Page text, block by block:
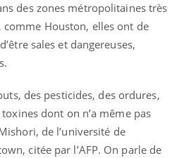
des zones métropolitaines très
comme Houston, elles ont de
sales et dangereuses,
des pesticides, des ordures,
dont on n’a même pas
de l’université de
citée par l’AFP. On parle de